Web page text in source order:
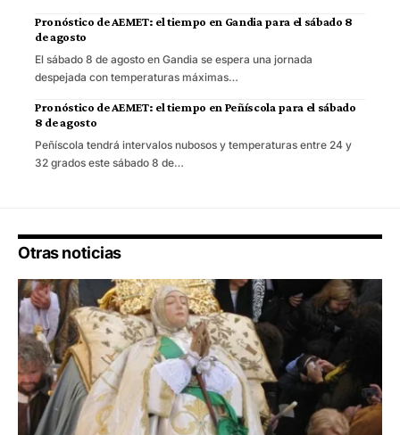
Pronóstico de AEMET: el tiempo en Gandia para el sábado 8
de agosto
El sábado 8 de agosto en Gandia se espera una jornada
despejada con temperaturas máximas…
Pronóstico de AEMET: el tiempo en Peñíscola para el sábado
8 de agosto
Peñíscola tendrá intervalos nubosos y temperaturas entre 24 y
32 grados este sábado 8 de…
Otras noticias